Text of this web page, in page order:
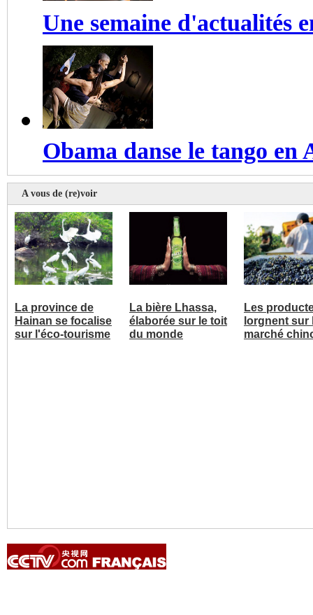
Une semaine d'actualités
Obama danse le tango en
A vous de (re)voir
La province de
Hainan se focalise
sur l'éco-tourisme
La bière Lhassa,
élaborée sur le toit
du monde
Les
lorgnent sur
marché